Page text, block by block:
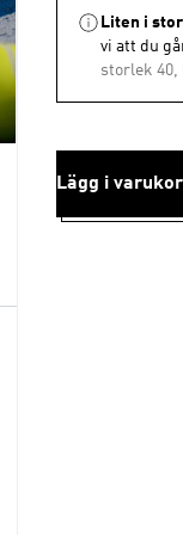
Liten i
vi att du
storlek 40,
Lägg i